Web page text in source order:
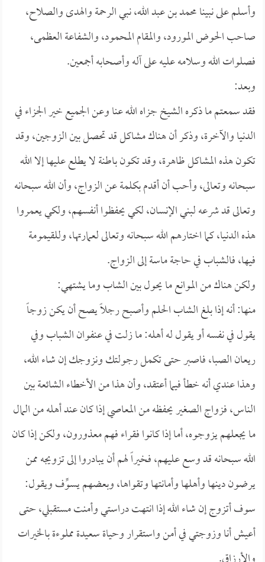
وأسلم على نبينا محمد بن عبد الله، نبي الرحمة والهدى والصلاح،
صاحب الحوض المورود، والمقام المحمود، والشفاعة العظمى،
فصلوات الله وسلامه عليه على آله وأصحابه أجمعين.
وبعد:
فقد سمعتم ما ذكره الشيخ جزاه الله عنا وعن الجميع خير الجزاء في
الدنيا والآخرة، وذكر أن هناك مشاكل قد تحصل بين الزوجين، وقد
تكون هذه المشاكل ظاهرة، وقد تكون باطنة لا يطلع عليها إلا الله
سبحانه وتعالى، وأحب أن أقدم بكلمة عن الزواج، وأن الله سبحانه
وتعالى قد شرعه لبني الإنسان، لكي يحفظوا أنفسهم، ولكي يعمروا
هذه الدنيا، كما اختارهم الله سبحانه وتعالى لعمارتها، وللقيمومة
فيها، فالشباب في حاجة ماسة إلى الزواج.
ولكن هناك من الموانع ما يحول بين الشاب وما يشتهي:
منها: أنه إذا بلغ الشاب الحلم وأصبح رجلاً يصح أن يكن زوجاً
يقول في نفسه أو يقول له أهله: ما زلت في عنفوان الشباب وفي
ريعان الصبا، فاصبر حتى تكمل رجولتك ونزوجك إن شاء الله،
وهذا عندي أنه خطأ فيما أعتقد، وأن هذا من الأخطاء الشائعة بين
الناس، فزواج الصغير يحفظه من المعاصي إذا كان عند أهله من المال
ما يجعلهم يزوجوه، أما إذا كانوا فقراء فهم معذورون، ولكن إذا كان
الله سبحانه قد وسع عليهم، فخيراً لهم أن يبادروا إلى تزويجه ممن
يرضون دينها وأهلها وأمانتها وتقواها، وبعضهم يسوِّف ويقول:
سوف أتزوج إن شاء الله إذا انتهت دراستي وأمنت مستقبلي، حتى
أعيش أنا وزوجتي في أمن واستقرار وحياة سعيدة مملوءة بالخيرات